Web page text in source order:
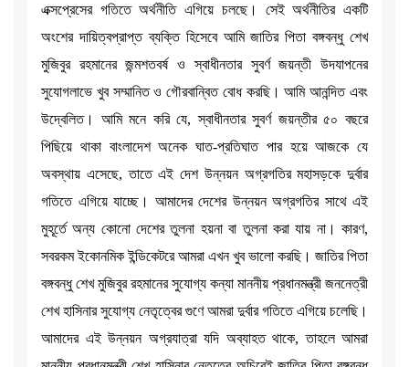
এক্সপ্রেসের গতিতে অর্থনীতি এগিয়ে চলছে। সেই অর্থনীতির একটি
অংশের দায়িত্বপ্রাপ্ত ব্যক্তি হিসেবে আমি জাতির পিতা বঙ্গবন্ধু শেখ
মুজিবুর রহমানের জন্মশতবর্ষ ও স্বাধীনতার সুবর্ণ জয়ন্তী উদযাপনের
সুযোগলাভে খুব সম্মানিত ও গৌরবান্বিত বোধ করছি। আমি আনন্দিত এবং
উদ্বেলিত। আমি মনে করি যে, স্বাধীনতার সুবর্ণ জয়ন্তীর ৫০ বছরে
পিছিয়ে থাকা বাংলাদেশ অনেক ঘাত-প্রতিঘাত পার হয়ে আজকে যে
অবস্থায় এসেছে, তাতে এই দেশ উন্নয়ন অগ্রগতির মহাসড়কে দুর্বার
গতিতে এগিয়ে যাচ্ছে। আমাদের দেশের উন্নয়ন অগ্রগতির সাথে এই
মুহূর্তে অন্য কোনো দেশের তুলনা হয়না বা তুলনা করা যায় না। কারণ,
সবরকম ইকোনমিক ইন্ডিকেটরে আমরা এখন খুব ভালো করছি। জাতির পিতা
বঙ্গবন্ধু শেখ মুজিবুর রহমানের সুযোগ্য কন্যা মাননীয় প্রধানমন্ত্রী জননেত্রী
শেখ হাসিনার সুযোগ্য নেতৃত্বের গুণে আমরা দুর্বার গতিতে এগিয়ে চলেছি।
আমাদের এই উন্নয়ন অগ্রযাত্রা যদি অব্যাহত থাকে, তাহলে আমরা